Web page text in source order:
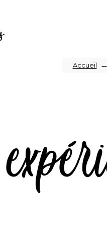
Fil
Accueil